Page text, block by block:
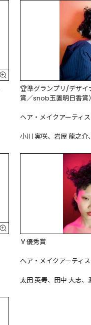
🏆準グランプリ/デザイ
賞／snob玉置明日香賞
ヘア・メイクアーティ
小川 実咲、岩屋 龍之介
🏅優秀賞
ヘア・メイクアーティ
太田 英寿、田中 大志、